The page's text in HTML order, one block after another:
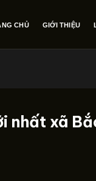
CHỦ GIỚI THIỆU
nhất xã